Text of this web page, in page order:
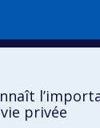
privée